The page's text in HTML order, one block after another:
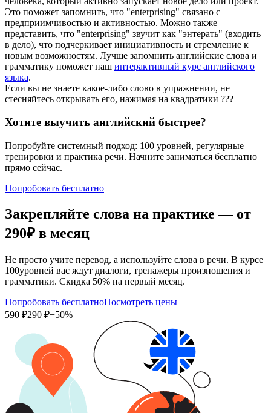
Это поможет запомнить, что "enterprising" связано с
предприимчивостью и активностью. Можно также
представить, что "enterprising" звучит как "энтерать" (входить
в дело), что подчеркивает инициативность и стремление к
новым возможностям. Лучше запомнить английские слова и
грамматику поможет наш интерактивный курс английского
языка.
Если вы не знаете какое-либо слово в упражнении, не
стесняйтесь открывать его, нажимая на квадратики ???
Хотите выучить английский быстрее?
Попробуйте системный подход: 100 уровней, регулярные
тренировки и практика речи. Начните заниматься бесплатно
прямо сейчас.
Попробовать бесплатно
Закрепляйте слова на практике — от
290₽ в месяц
Не просто учите перевод, а используйте слова в речи. В курсе
100уровней вас ждут диалоги, тренажеры произношения и
грамматики. Скидка 50% на первый месяц.
Попробовать бесплатноПосмотреть цены
590 ₽290 ₽−50%